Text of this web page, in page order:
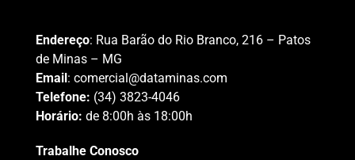
Endereço: Rua Barão do Rio Branco, 216 – Patos
de Minas – MG
Email: comercial@dataminas.com
Telefone: (34) 3823-4046
Horário: de 8:00h às 18:00h
Trabalhe Conosco